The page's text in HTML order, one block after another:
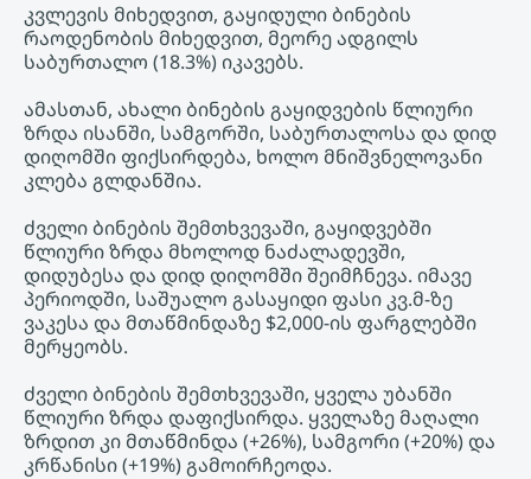
კვლევის მიხედვით, გაყიდული ბინების
რაოდენობის მიხედვით, მეორე ადგილს
საბურთალო (18.3%) იკავებს.
ამასთან, ახალი ბინების გაყიდვების წლიური
ზრდა ისანში, სამგორში, საბურთალოსა და დიდ
დიღომში ფიქსირდება, ხოლო მნიშვნელოვანი
კლება გლდანშია.
ძველი ბინების შემთხვევაში, გაყიდვებში
წლიური ზრდა მხოლოდ ნაძალადევში,
დიდუბესა და დიდ დიღომში შეიმჩნევა. იმავე
პერიოდში, საშუალო გასაყიდი ფასი კვ.მ-ზე
ვაკესა და მთაწმინდაზე $2,000-ის ფარგლებში
მერყეობს.
ძველი ბინების შემთხვევაში, ყველა უბანში
წლიური ზრდა დაფიქსირდა. ყველაზე მაღალი
ზრდით კი მთაწმინდა (+26%), სამგორი (+20%) და
კრწანისი (+19%) გამოირჩეოდა.